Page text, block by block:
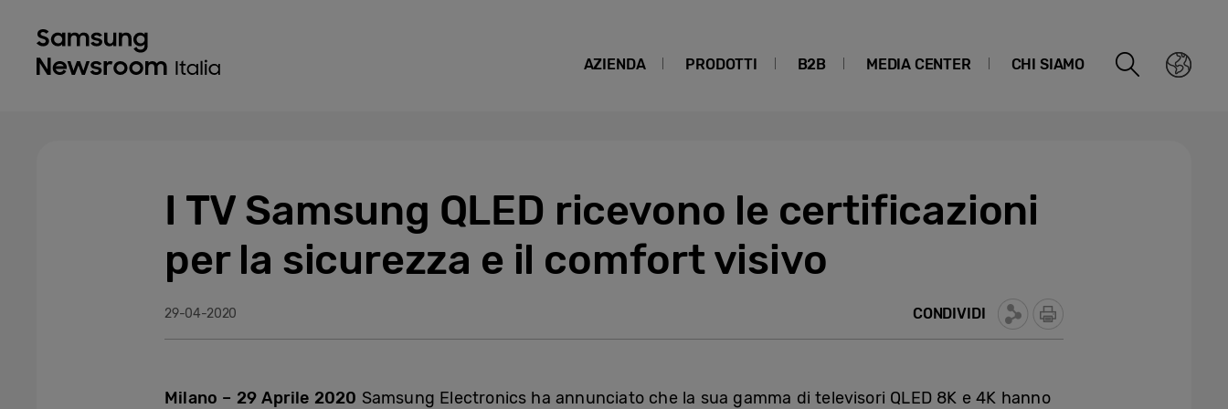
AZIENDA PRODOTTI B2B MEDIA CENTER CHI SIAMO
I TV Samsung QLED ricevono le certificazioni
per la sicurezza e il comfort visivo
29-04-2020 CONDIVIDI
Milano – 29 Aprile 2020 Samsung Electronics ha annunciato che la sua gamma di televisori QLED 8K e 4K hanno